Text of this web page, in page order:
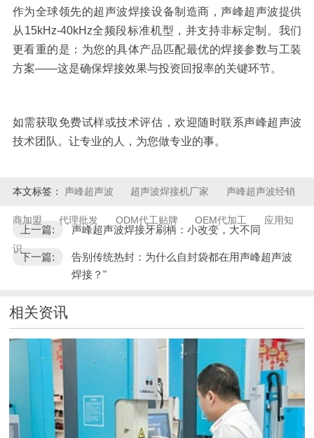
作为全球领先的超声波焊接设备制造商，声峰超声波提供
从 15kHz-40kHz全频段标准机型，并支持非标定制。我们
更看重的是：为您的具体产品匹配最优的焊接参数与工装
方案——这是确保焊接效果与投资回报率的关键环节。
如需获取免费试样或技术评估，欢迎随时联系声峰超声波
技术团队。让专业的人，为您做专业的事。
本文标签： 声峰超声波 超声波焊接机厂家 声峰超声波经销
商加盟 代理批发 ODM代工贴牌 OEM代加工 应用知
识
上一篇: 声峰超声波焊接牙刷柄：小改变，大不同
下一篇:
告别传统热封：为什么自封袋都在用声峰超声波
焊接？"
相关资讯